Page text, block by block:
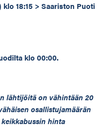
klo 18:15 > Saariston Puoti
klo 00:00.
lähtijöitä on vähintään 20
osallistujamäärän
hinta